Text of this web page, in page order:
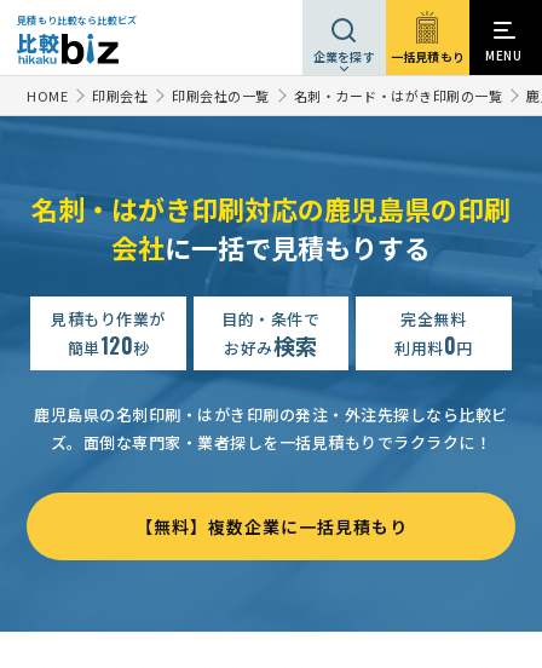
見積もり比較なら比較ビズ
企業を探す 一括見積もり MENU
HOME 印刷会社 印刷会社の一覧 名刺・カード・はがき印刷の一覧
名刺・はがき印刷対応の鹿児島県の印刷
会社に一括で見積もりする
見積もり作業が
簡単120秒
目的・条件で
お好み検索
完全無料
利用料0円
鹿児島県の名刺印刷・はがき印刷の発注・外注先探しなら比較ビ
ズ。 面倒な専門家・業者探しを一括見積もりでラクラクに！
【無料】複数企業に一括見積もり